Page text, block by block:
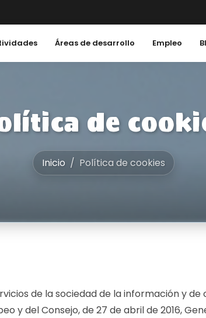
Áreas de desarrollo Empleo
de
Inicio Política de cookies
de la sociedad de la información y
y del Consejo, de 27 de abril de 2016,